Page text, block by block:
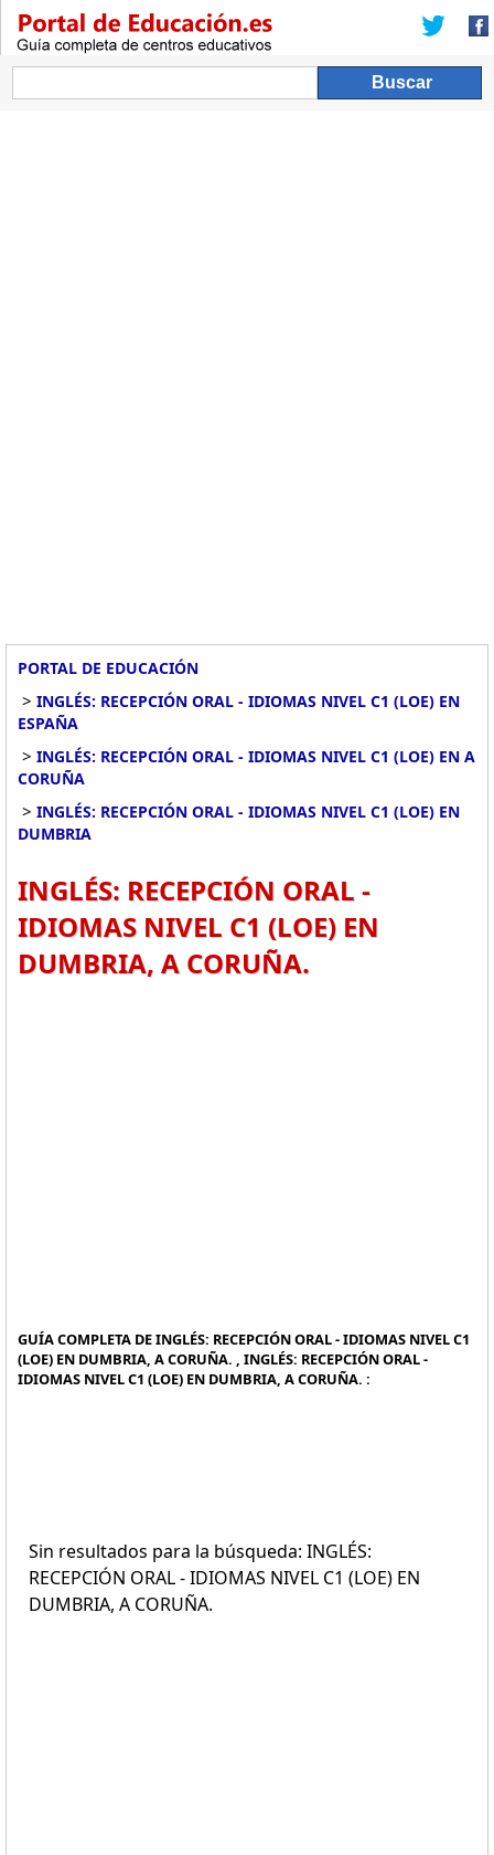
PORTAL DE EDUCACIÓN
> INGLÉS: RECEPCIÓN ORAL - IDIOMAS NIVEL C1 (LOE) EN
ESPAÑA
> INGLÉS: RECEPCIÓN ORAL - IDIOMAS NIVEL C1 (LOE) EN A
CORUÑA
> INGLÉS: RECEPCIÓN ORAL - IDIOMAS NIVEL C1 (LOE) EN
DUMBRIA
INGLÉS: RECEPCIÓN ORAL -
IDIOMAS NIVEL C1 (LOE) EN
DUMBRIA, A CORUÑA.
GUÍA COMPLETA DE INGLÉS: RECEPCIÓN ORAL - IDIOMAS NIVEL C1
(LOE) EN DUMBRIA, A CORUÑA. , INGLÉS: RECEPCIÓN ORAL -
IDIOMAS NIVEL C1 (LOE) EN DUMBRIA, A CORUÑA. :
Sin resultados para la búsqueda: INGLÉS:
RECEPCIÓN ORAL - IDIOMAS NIVEL C1 (LOE) EN
DUMBRIA, A CORUÑA.